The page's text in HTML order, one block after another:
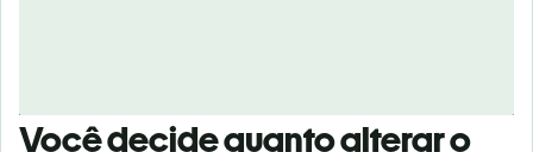
Você decide quanto alterar o